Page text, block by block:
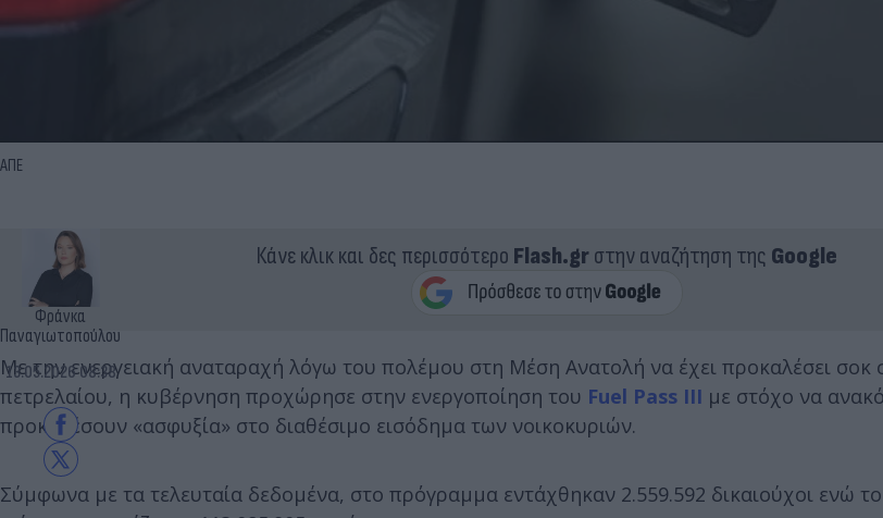
ΑΠΕ
Φράνκα
Παναγιωτοπούλου
13.05.2026 08:38
Κάνε κλικ και δες περισσότερο Flash.grστην αναζήτηση της Google
Με την ενεργειακή αναταραχή λόγω του πολέμου στη Μέση Ανατολή να έχει προκαλέσει σοκ
πετρελαίου, η κυβέρνηση προχώρησε στην ενεργοποίηση του Fuel Pass III με στόχο να
προκαλέσουν «ασφυξία» στο διαθέσιμο εισόδημα των νοικοκυριών.
Σύμφωνα με τα τελευταία δεδομένα, στο πρόγραμμα εντάχθηκαν 2.559.592 δικαιούχοι ενώ